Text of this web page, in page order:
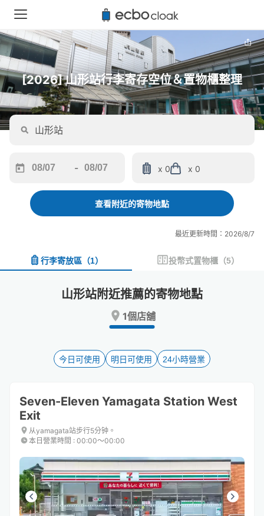
[2026] 山形站行李寄存空位＆置物櫃整理
forward
interact
and
keyboard
shortcuts
for
changing
-
backward
interact
and
a
date.
key
to
keyboard
for
changing
x 0 x 0
查看附近的寄物地點
最近更新時間：2026/8/7
行李寄放區 （1） 投幣式置物櫃 （5）
山形站附近推薦的寄物地點
1個店舖
今日可使用 明日可使用 24小時營業
Seven-Eleven Yamagata Station West
Exit
从yamagata站步行5分钟。
本日營業時間 : 00:00〜00:00